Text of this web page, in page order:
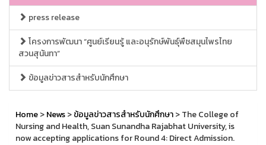
press release
โครงการพัฒนา “ศูนย์เรียนรู้ และอนุรักษ์พันธุ์พืชสมุนไพรไทย
สวนสุนันทา”
ข้อมูลข่าวสารสำหรับนักศึกษา
Home>News>ข้อมูลข่าวสารสำหรับนักศึกษา> The College of
Nursing and Health, Suan Sunandha Rajabhat University, is
now accepting applications for Round 4: Direct Admission.